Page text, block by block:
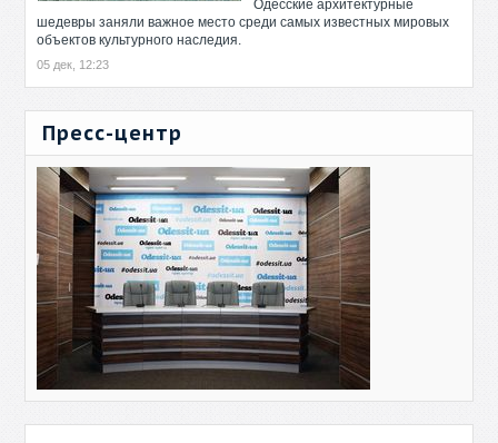
Одесские архитектурные
шедевры заняли важное место среди самых известных мировых
объектов культурного наследия.
05 дек, 12:23
Пресс-центр